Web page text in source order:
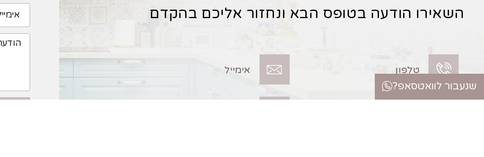
השאירו הודעה בטופס הבא ונחזור אליכם בהקדם
טלפון אימייל
שנעבור לוואטסאפ?